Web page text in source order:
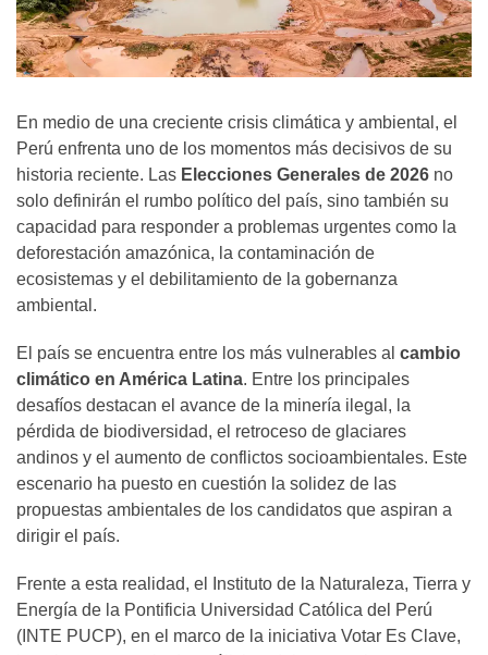
En medio de una creciente crisis climática y ambiental, el
Perú enfrenta uno de los momentos más decisivos de su
historia reciente. Las Elecciones Generales de 2026 no
solo definirán el rumbo político del país, sino también su
capacidad para responder a problemas urgentes como la
deforestación amazónica, la contaminación de
ecosistemas y el debilitamiento de la gobernanza
ambiental.
El país se encuentra entre los más vulnerables al cambio
climático en América Latina. Entre los principales
desafíos destacan el avance de la minería ilegal, la
pérdida de biodiversidad, el retroceso de glaciares
andinos y el aumento de conflictos socioambientales. Este
escenario ha puesto en cuestión la solidez de las
propuestas ambientales de los candidatos que aspiran a
dirigir el país.
Frente a esta realidad, el Instituto de la Naturaleza, Tierra y
Energía de la Pontificia Universidad Católica del Perú
(INTE PUCP), en el marco de la iniciativa Votar Es Clave,